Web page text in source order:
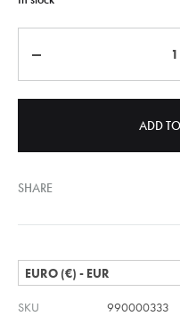
ADD
SHARE
EURO (€) - EUR
SKU
990000333